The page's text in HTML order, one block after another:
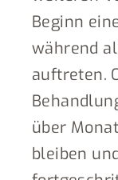
Beginn
während
auftreten.
über
bleiben